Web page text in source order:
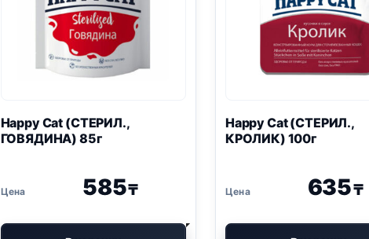
Happy Cat (СТЕРИЛ.,
ГОВЯДИНА) 85г
585₸
Happy Cat (СТЕРИЛ.,
КРОЛИК) 100г
635₸